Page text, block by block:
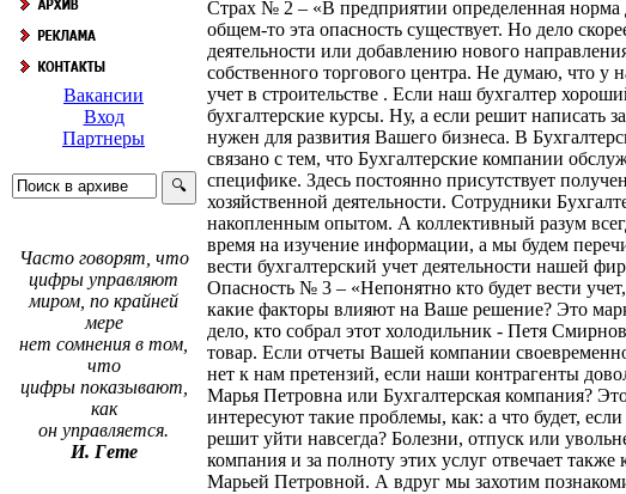
Вакансии
Вход
Партнеры
Часто говорят, что
цифры управляют
миром, по крайней
мере
нет сомнения в том,
что
цифры показывают,
как
он управляется.
И. Гете
Страх № 2 – «В предприятии определенная норма
общем-то эта опасность существует. Но дело
деятельности или добавлению нового
собственного торгового центра. Не думаю, что у
учет в строительстве . Если наш бухгалтер
бухгалтерские курсы. Ну, а если решит написать
нужен для развития Вашего бизнеса. В
связано с тем, что Бухгалтерские компании
специфике. Здесь постоянно присутствует
хозяйственной деятельности. Сотрудники
накопленным опытом. А коллективный разум
время на изучение информации, а мы будем
вести бухгалтерский учет деятельности нашей
Опасность № 3 – «Непонятно кто будет вести
какие факторы влияют на Ваше решение? Это
дело, кто собрал этот холодильник - Петя
товар. Если отчеты Вашей компании
нет к нам претензий, если наши контрагенты
Марья Петровна или Бухгалтерская компания?
интересуют такие проблемы, как: а что будет,
решит уйти навсегда? Болезни, отпуск или
компания и за полноту этих услуг отвечает
Марьей Петровной. А вдруг мы захотим